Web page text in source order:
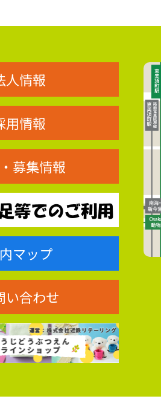
人情報
用情報
募集情報
マップ
い合わせ